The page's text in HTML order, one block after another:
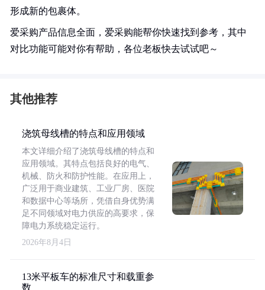
形成新的包裹体。
爱采购产品信息全面，爱采购能帮你快速找到参考，其中
对比功能可能对你有帮助，各位老板快去试试吧～
其他推荐
浇筑母线槽的特点和应用领域
本文详细介绍了浇筑母线槽的特点和
应用领域。其特点包括良好的电气、
机械、防火和防护性能。在应用上，
广泛用于商业建筑、工业厂房、医院
和数据中心等场所，凭借自身优势满
足不同领域对电力供应的高要求，保
障电力系统稳定运行。
2026年8月4日
13米平板车的标准尺寸和载重参
数